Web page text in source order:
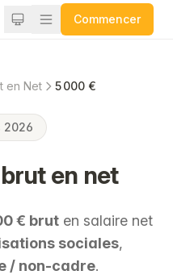
Commencer
en Net 5 000 €
2026
en net
€ brut en salaire net
sociales,
/ non-cadre.